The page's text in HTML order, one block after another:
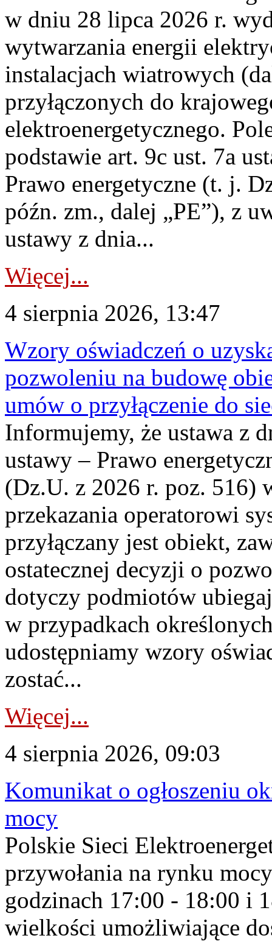
w dniu 28 lipca 2026 r.
wytwarzania energii
instalacjach wiatrowych
przyłączonych do
elektroenergetycznego.
podstawie art. 9c ust. 7a
Prawo energetyczne (t. j.
późn. zm., dalej „PE”), z
ustawy z dnia...
Więcej...
4 sierpnia 2026, 13:47
Wzory oświadczeń o
pozwoleniu na budowę
umów o przyłączenie do
Informujemy, że ustawa z
ustawy – Prawo
(Dz.U. z 2026 r. poz. 516)
przekazania operatorowi
przyłączany jest obiekt,
ostatecznej decyzji o
dotyczy podmiotów
w przypadkach
udostępniamy wzory
zostać...
Więcej...
4 sierpnia 2026, 09:03
Komunikat o ogłoszeniu
mocy
Polskie Sieci
przywołania na rynku
godzinach 17:00 - 18:00 i
wielkości umożliwiające